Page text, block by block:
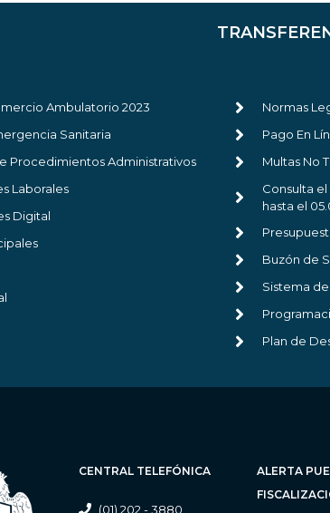
Ambulatorio 2023
Sanitaria
Procedimientos Administrativos
Laborales
Digital
Normas
Pago En
Multas No
Consulta
hasta el
Buzón de
Sistema
Plan de
CENTRAL TELEFÓNICA
(01) 202 - 3880
ALERTA